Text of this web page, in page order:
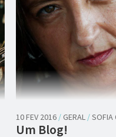
10 FEV 2016 / GERAL /SOFIA
Um Blog!